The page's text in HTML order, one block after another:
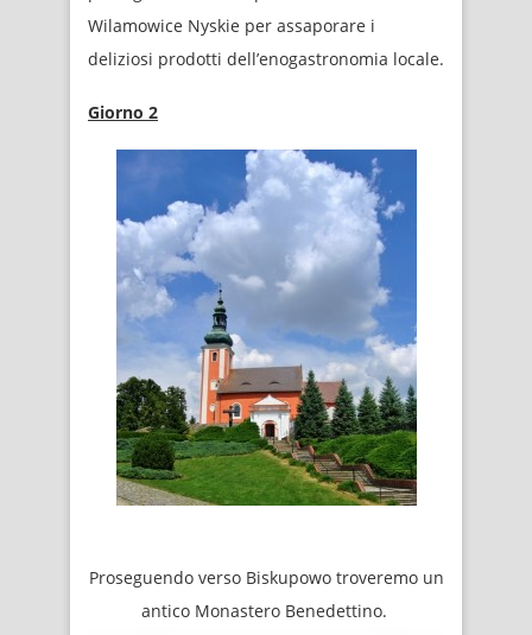
Wilamowice Nyskie per assaporare i
deliziosi prodotti dell’enogastronomia locale.
Giorno 2
Proseguendo verso Biskupowo troveremo un
antico Monastero Benedettino.